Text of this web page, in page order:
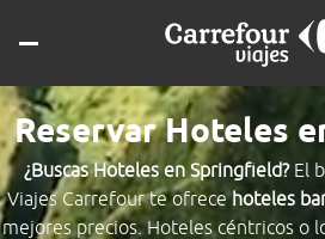
Reservar Hoteles
¿Buscas Hoteles en Springfield?El
Viajes Carrefour te ofrecehoteles
mejores precios. Hoteles céntricos o